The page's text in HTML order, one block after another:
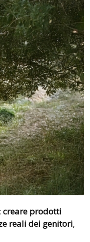
: creare prodotti
reali dei genitori,